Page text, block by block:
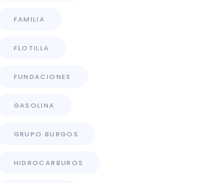
FAMILIA
FLOTILLA
FUNDACIONES
GASOLINA
GRUPO BURGOS
HIDROCARBUROS